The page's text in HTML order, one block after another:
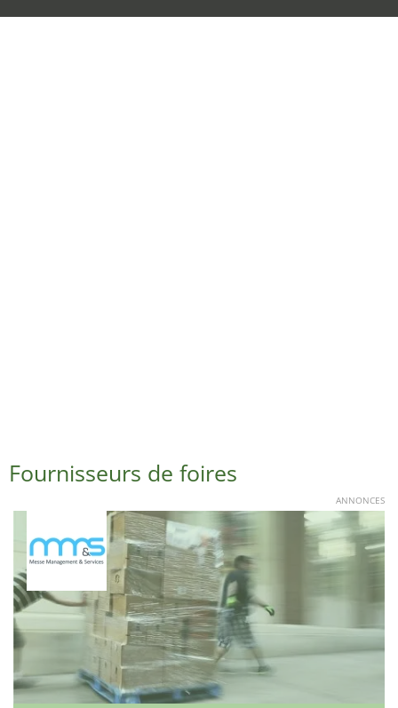
Fournisseurs de foires
ANNONCES